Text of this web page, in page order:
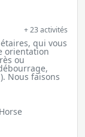
+ 23 activités
qui vous
orientation
ou
Nous faisons